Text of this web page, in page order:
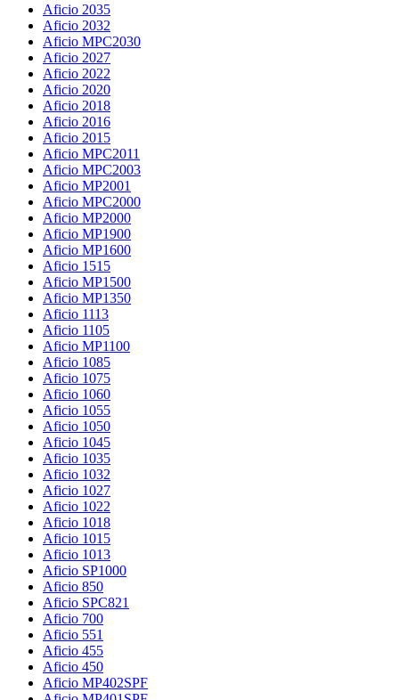
Aficio 2035
Aficio 2032
Aficio MPC2030
Aficio 2027
Aficio 2022
Aficio 2020
Aficio 2018
Aficio 2016
Aficio 2015
Aficio MPC2011
Aficio MPC2003
Aficio MP2001
Aficio MPC2000
Aficio MP2000
Aficio MP1900
Aficio MP1600
Aficio 1515
Aficio MP1500
Aficio MP1350
Aficio 1113
Aficio 1105
Aficio MP1100
Aficio 1085
Aficio 1075
Aficio 1060
Aficio 1055
Aficio 1050
Aficio 1045
Aficio 1035
Aficio 1032
Aficio 1027
Aficio 1022
Aficio 1018
Aficio 1015
Aficio 1013
Aficio SP1000
Aficio 850
Aficio SPC821
Aficio 700
Aficio 551
Aficio 455
Aficio 450
Aficio MP402SPF